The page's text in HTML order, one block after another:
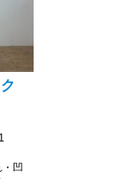
凹